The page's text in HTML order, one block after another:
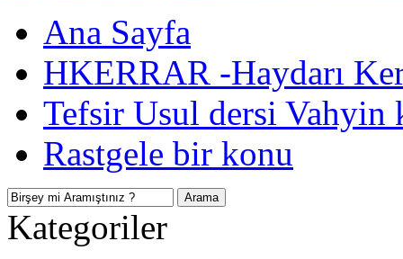
Ana Sayfa
HKERRAR -Haydarı
Tefsir Usul dersi Vahyin
Rastgele bir konu
Kategoriler